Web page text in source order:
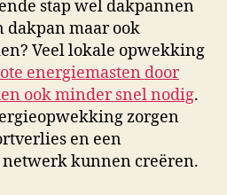
stap wel dakpannen
dakpan maar ook
Veel lokale opwekking
energiemasten door
ook minder snel nodig.
zorgen
en een
kunnen creëren.